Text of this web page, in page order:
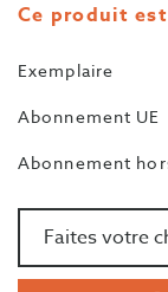
Ce produit
Exemplaire
Abonnement UE
Abonnement